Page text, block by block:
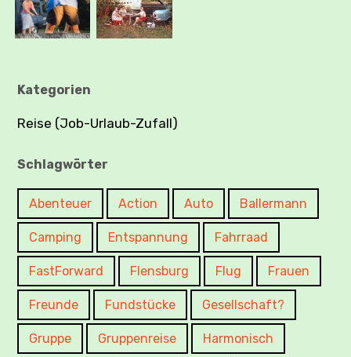
Kategorien
Reise (Job-Urlaub-Zufall)
Schlagwörter
Abenteuer Action Auto Ballermann
Camping Entspannung Fahrraad
FastForward Flensburg Flug Frauen
Freunde Fundstücke Gesellschaft?
Gruppe Gruppenreise Harmonisch